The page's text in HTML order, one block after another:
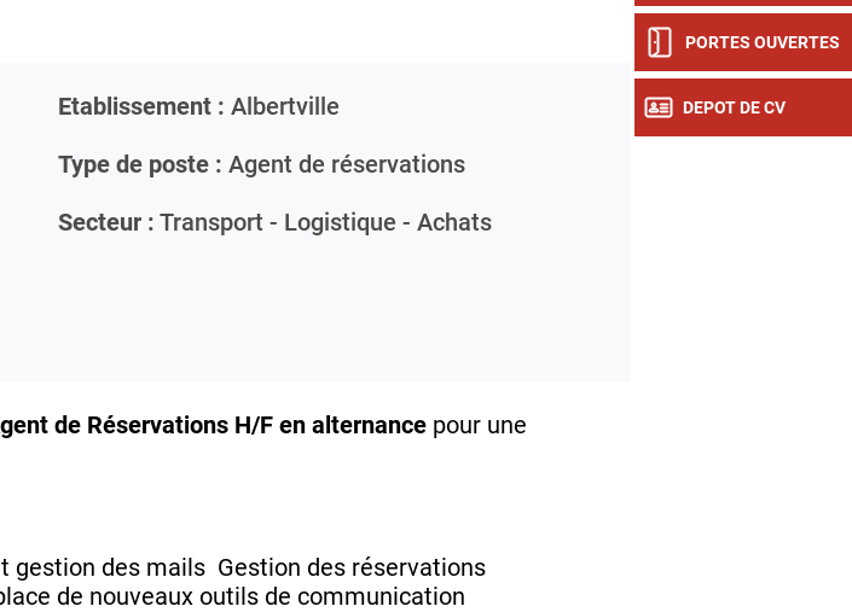
PORTES OUVERTES
DEPOT DE CV
Etablissement : Albertville
Type de poste : Agent de réservations
Secteur : Transport - Logistique - Achats
de Réservations H/F en alternance pour une
gestion des mails ​ Gestion des réservations​
de nouveaux outils de communication